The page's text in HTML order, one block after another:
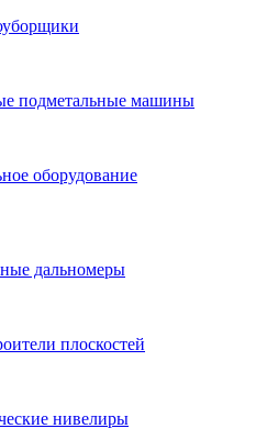
подметальные машины
оборудование
дальномеры
плоскостей
нивелиры